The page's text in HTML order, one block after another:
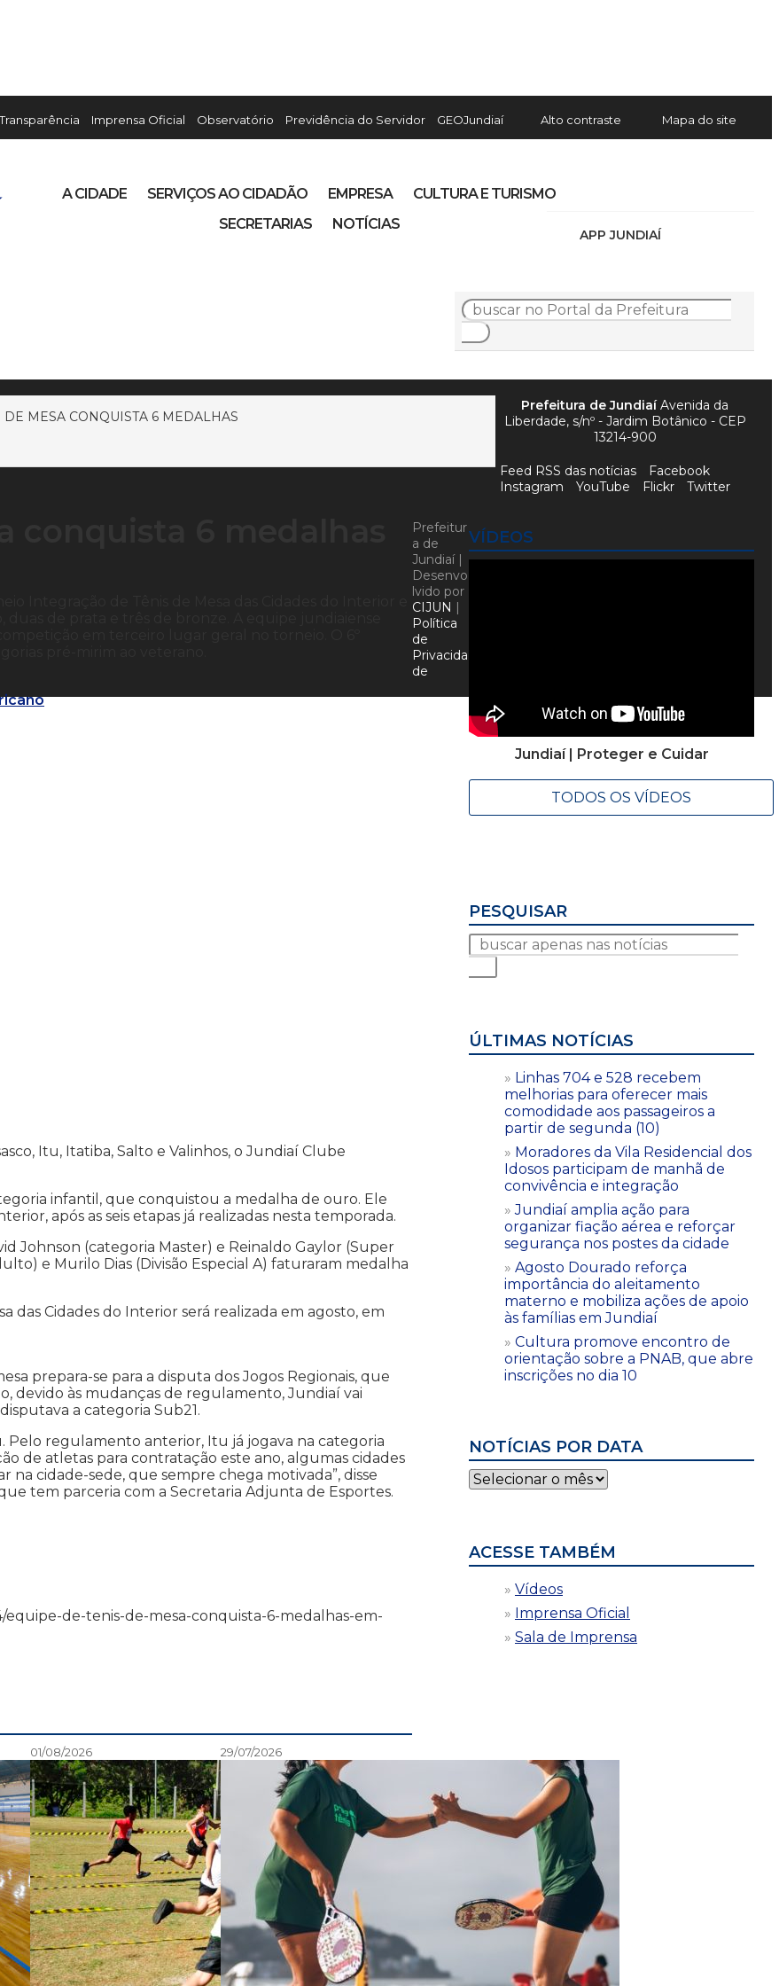
Imprensa Oficial Observatório Previdência do Servidor GEOJundiaí Alto contraste Mapa do site
APP JUNDIAÍ
A CIDADE SERVIÇOS AO CIDADÃO EMPRESA
CULTURA E TURISMO
SECRETARIAS
NOTÍCIAS
MESA CONQUISTA 6 MEDALHAS
Itu, Itatiba, Salto e Valinhos, o Jundiaí Clube
infantil, que conquistou a medalha de ouro. Ele
após as seis etapas já realizadas nesta temporada.
Johnson (categoria Master) e Reinaldo Gaylor (Super
e Murilo Dias (Divisão Especial A) faturaram medalha
das Cidades do Interior será realizada em agosto, em
prepara-se para a disputa dos Jogos Regionais, que
devido às mudanças de regulamento, Jundiaí vai
a categoria Sub21.
Pelo regulamento anterior, Itu já jogava na categoria
de atletas para contratação este ano, algumas cidades
cidade-sede, que sempre chega motivada”, disse
tem parceria com a Secretaria Adjunta de Esportes.
equipe-de-tenis-de-mesa-conquista-6-medalhas-em-
01/08/2026 29/07/2026
VÍDEOS
Jundiaí | Proteger e Cuidar
TODOS OS VÍDEOS
PESQUISAR
ÚLTIMAS NOTÍCIAS
Linhas 704 e 528 recebem
melhorias para oferecer mais
comodidade aos passageiros a
partir de segunda (10)
Moradores da Vila Residencial dos
Idosos participam de manhã de
convivência e integração
Jundiaí amplia ação para
organizar fiação aérea e reforçar
segurança nos postes da cidade
Agosto Dourado reforça
importância do aleitamento
materno e mobiliza ações de apoio
às famílias em Jundiaí
Cultura promove encontro de
orientação sobre a PNAB, que abre
inscrições no dia 10
NOTÍCIAS POR DATA
Notícias
por
ACESSE TAMBÉM
Vídeos
Imprensa Oficial
Sala de Imprensa
Prefeitura de JundiaíAvenida da
Liberdade, s/nº - Jardim Botânico - CEP
13214-900
Feed RSS das notícias
Facebook
Instagram
YouTube Flickr Twitter
Prefeitur
a de
Jundiaí |
Desenvo
lvido por
CIJUN |
Política
de
Privacida
de